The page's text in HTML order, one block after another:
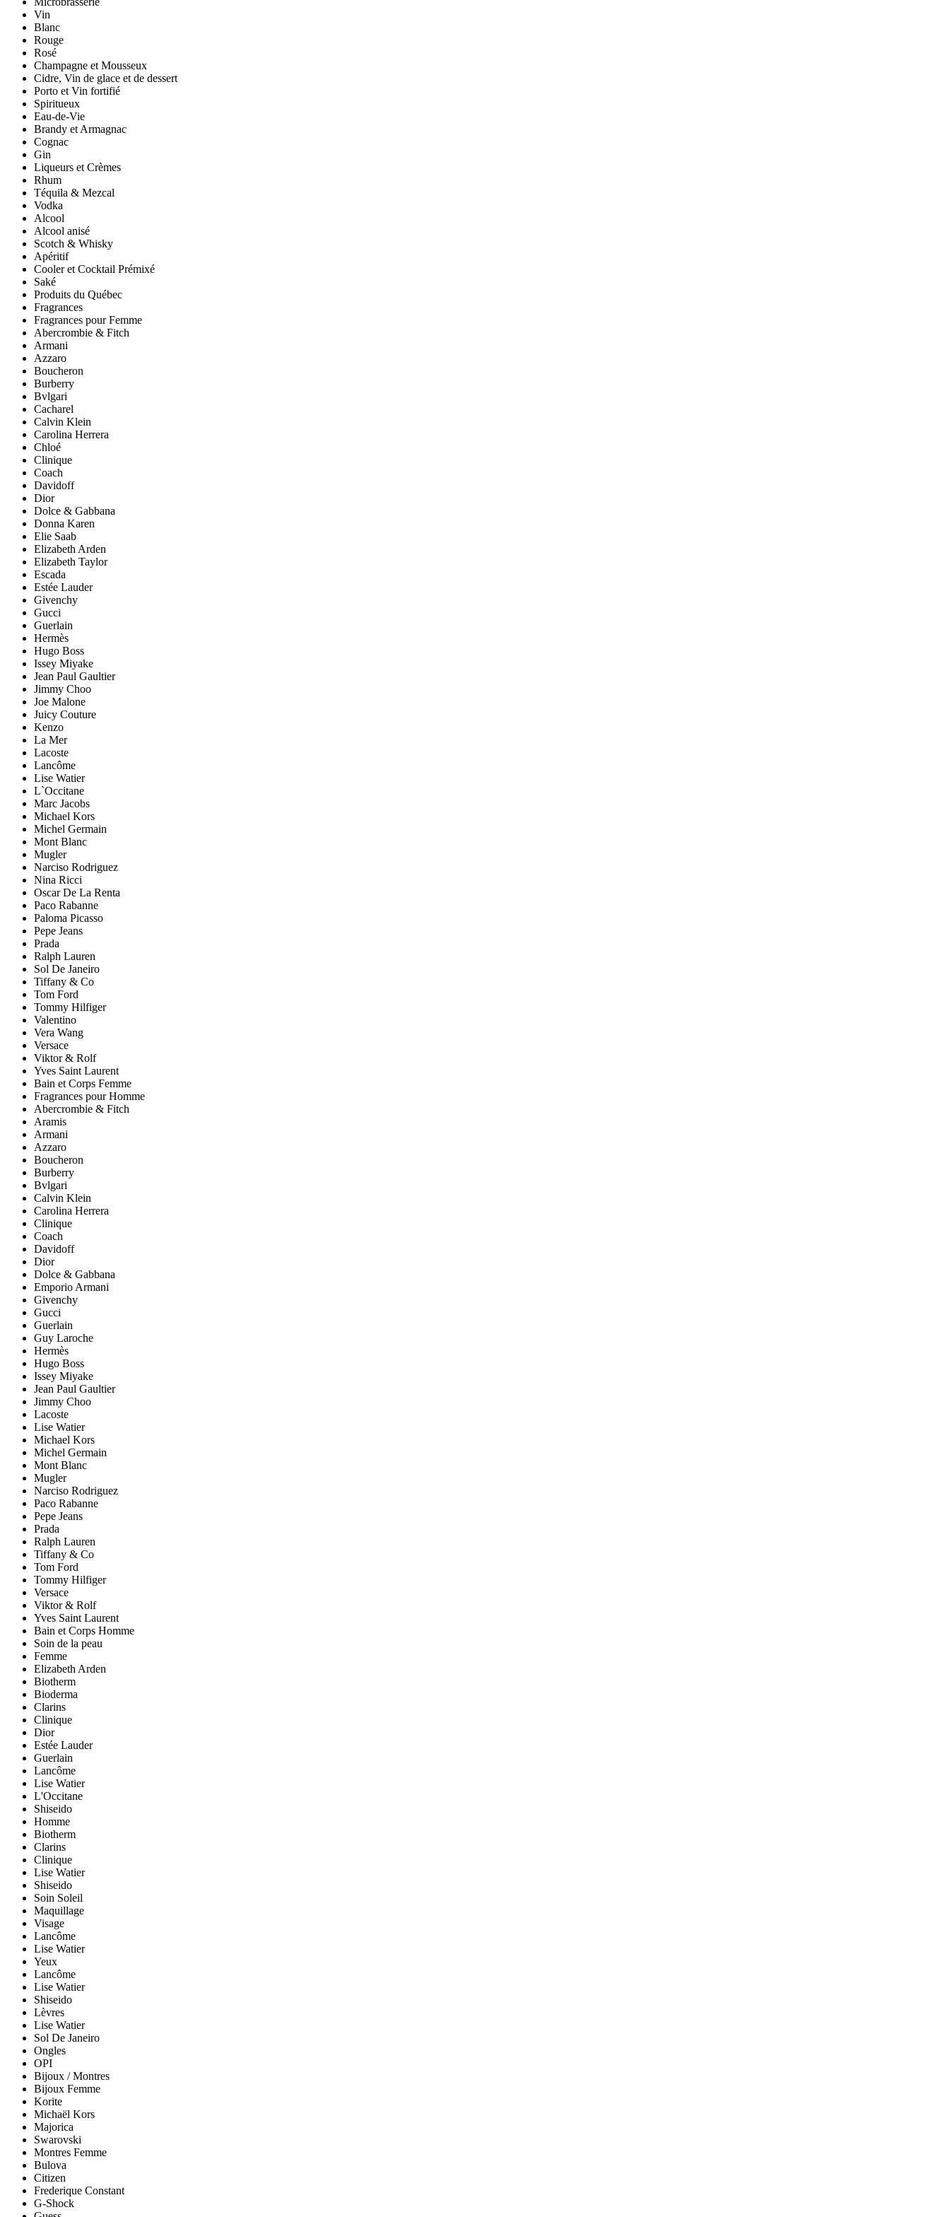
Vin
Blanc
Rouge
Rosé
Champagne et Mousseux
Cidre, Vin de glace et de dessert
Porto et Vin fortifié
Spiritueux
Eau-de-Vie
Brandy et Armagnac
Cognac
Gin
Liqueurs et Crèmes
Rhum
Téquila & Mezcal
Vodka
Alcool
Alcool anisé
Scotch & Whisky
Apéritif
Cooler et Cocktail Prémixé
Saké
Produits du Québec
Fragrances
Fragrances pour Femme
Abercrombie & Fitch
Armani
Azzaro
Boucheron
Burberry
Bvlgari
Cacharel
Calvin Klein
Carolina Herrera
Chloé
Clinique
Coach
Davidoff
Dior
Dolce & Gabbana
Donna Karen
Elie Saab
Elizabeth Arden
Elizabeth Taylor
Escada
Estée Lauder
Givenchy
Gucci
Guerlain
Hermès
Hugo Boss
Issey Miyake
Jean Paul Gaultier
Jimmy Choo
Joe Malone
Juicy Couture
Kenzo
La Mer
Lacoste
Lancôme
Lise Watier
L`Occitane
Marc Jacobs
Michael Kors
Michel Germain
Mont Blanc
Mugler
Narciso Rodriguez
Nina Ricci
Oscar De La Renta
Paco Rabanne
Paloma Picasso
Pepe Jeans
Prada
Ralph Lauren
Sol De Janeiro
Tiffany & Co
Tom Ford
Tommy Hilfiger
Valentino
Vera Wang
Versace
Viktor & Rolf
Yves Saint Laurent
Bain et Corps Femme
Fragrances pour Homme
Abercrombie & Fitch
Aramis
Armani
Azzaro
Boucheron
Burberry
Bvlgari
Calvin Klein
Carolina Herrera
Clinique
Coach
Davidoff
Dior
Dolce & Gabbana
Emporio Armani
Givenchy
Gucci
Guerlain
Guy Laroche
Hermès
Hugo Boss
Issey Miyake
Jean Paul Gaultier
Jimmy Choo
Lacoste
Lise Watier
Michael Kors
Michel Germain
Mont Blanc
Mugler
Narciso Rodriguez
Paco Rabanne
Pepe Jeans
Prada
Ralph Lauren
Tiffany & Co
Tom Ford
Tommy Hilfiger
Versace
Viktor & Rolf
Yves Saint Laurent
Bain et Corps Homme
Soin de la peau
Femme
Elizabeth Arden
Biotherm
Bioderma
Clarins
Clinique
Dior
Estée Lauder
Guerlain
Lancôme
Lise Watier
L'Occitane
Shiseido
Homme
Biotherm
Clarins
Clinique
Lise Watier
Shiseido
Soin Soleil
Maquillage
Visage
Lancôme
Lise Watier
Yeux
Lancôme
Lise Watier
Shiseido
Lèvres
Lise Watier
Sol De Janeiro
Ongles
OPI
Bijoux / Montres
Bijoux Femme
Korite
Michaël Kors
Majorica
Swarovski
Montres Femme
Bulova
Citizen
Frederique Constant
G-Shock